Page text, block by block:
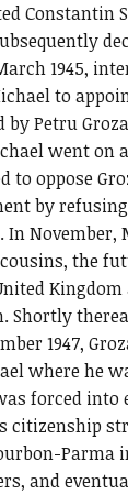
Constantin
1945,
to
Petru
went on a
oppose
by
In November,
the
Shortly
1947,
where he
forced into
citizenship
Parma
and